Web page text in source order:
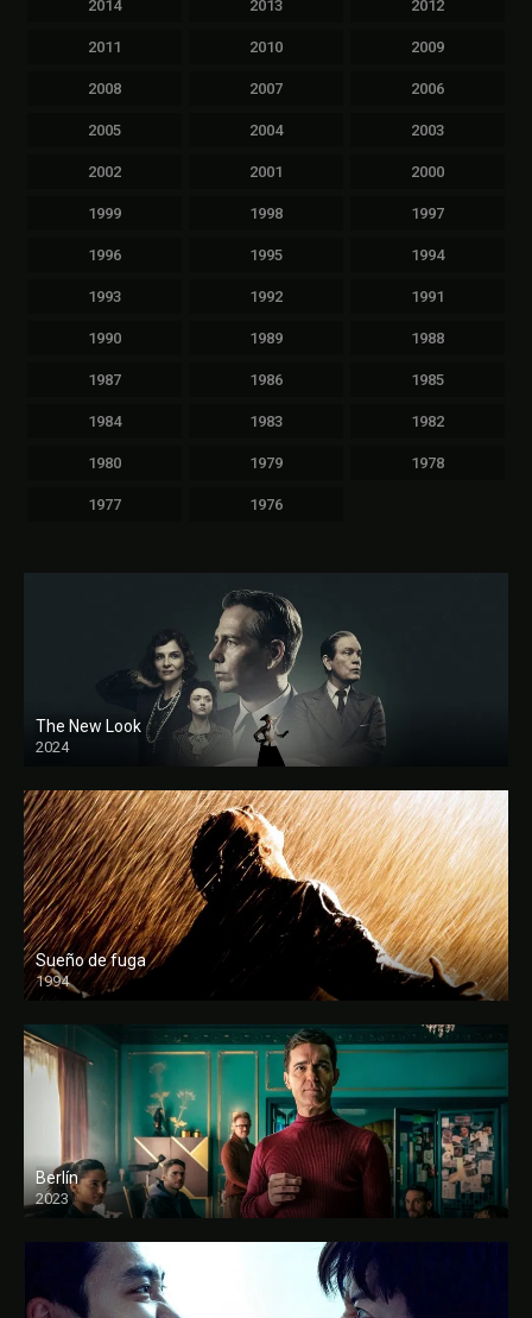
2014 2013 2012
2011 2010 2009
2008 2007 2006
2005 2004 2003
2002 2001 2000
1999 1998 1997
1996 1995 1994
1993 1992 1991
1990 1989 1988
1987 1986 1985
1984 1983 1982
1980 1979 1978
1977 1976
The New Look
2024
Sueño de fuga
1994
FULL HD
Berlín
2023